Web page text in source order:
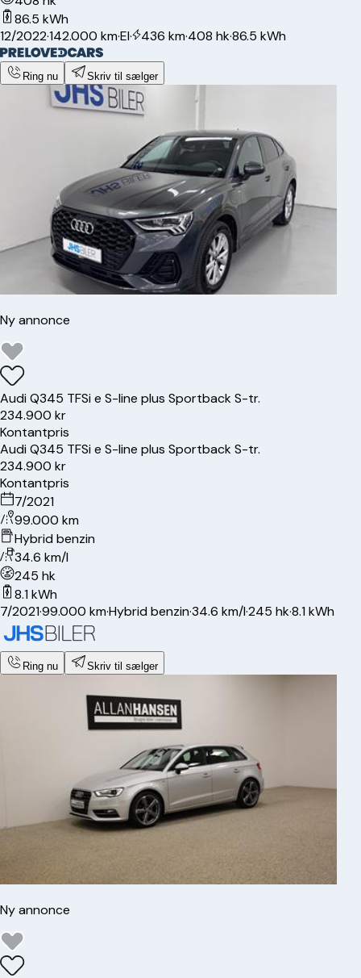
86.5 kWh
12/2022·142.000 km·El· 436 km·408 hk·86.5 kWh
Ring nu Skriv til sælger
Ny annonce
AudiQ345 TFSi e S-line plus Sportback S-tr.
234.900 kr
Kontantpris
AudiQ345 TFSi e S-line plus Sportback S-tr.
234.900 kr
Kontantpris
7/2021
99.000 km
Hybrid benzin
34.6 km/l
245 hk
8.1 kWh
7/2021·99.000 km·Hybrid benzin·34.6 km/l·245 hk·8.1 kWh
Ring nu Skriv til sælger
Ny annonce